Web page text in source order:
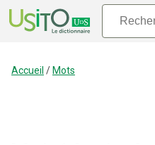
Accueil / Mots